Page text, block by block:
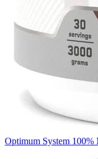
Optimum System